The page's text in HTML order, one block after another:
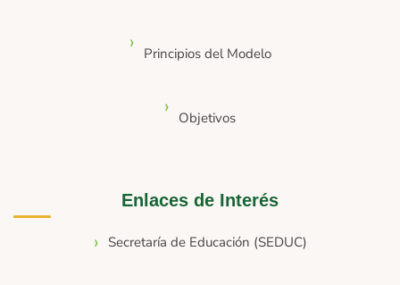
Principios del Modelo
Objetivos
Enlaces de Interés
Secretaría de Educación (SEDUC)